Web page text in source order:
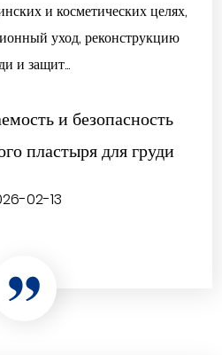
и косметических целях,
уход, реконструкцию
и защит...
и безопасность
пластыря для груди
02-13